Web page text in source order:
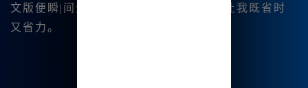
文版便瞬|间生成了几幅美丽的画作，让我既省时
又省力。